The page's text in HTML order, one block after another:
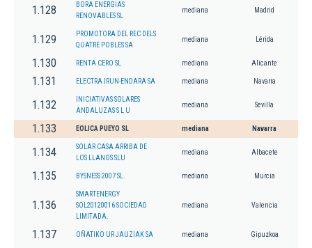
1.128
BORA ENERGIAS
RENOVABLES SL
mediana Madrid
1.129
PROMOTORA DEL REC DELS
QUATRE POBLES SA
mediana Lérida
1.130 RENTA CERO SL mediana Alicante
1.131 ELECTRA IRUN-ENDARA SA mediana Navarra
1.132
INICIATIVAS SOLARES
ANDALUZAS S L U
mediana Sevilla
1.133 EOLICA PUEYO SL mediana Navarra
1.134
SOLAR CASA ARRIBA DE
LOS LLANOS SLU
mediana Albacete
1.135 BYSNESS 2007 SL. mediana Murcia
1.136
SMARTENERGY
SOL20120016 SOCIEDAD
LIMITADA.
mediana Valencia
1.137 OÑATIKO UR JAUZIAK SA mediana Gipuzkoa